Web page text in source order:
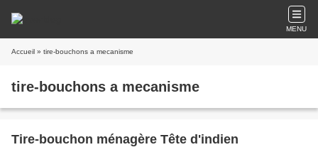
MENU
Accueil » tire-bouchons a mecanisme
tire-bouchons a mecanisme
Tire-bouchon ménagère Tête d'indien